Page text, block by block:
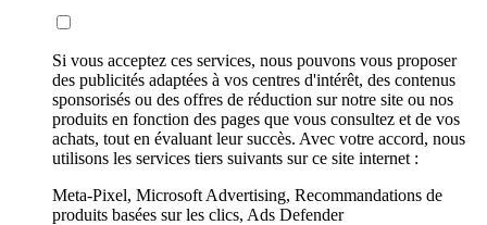
Si vous acceptez ces services, nous pouvons vous proposer
des publicités adaptées à vos centres d'intérêt, des contenus
sponsorisés ou des offres de réduction sur notre site ou nos
produits en fonction des pages que vous consultez et de vos
achats, tout en évaluant leur succès. Avec votre accord, nous
utilisons les services tiers suivants sur ce site internet :
Meta-Pixel, Microsoft Advertising, Recommandations de
produits basées sur les clics, Ads Defender